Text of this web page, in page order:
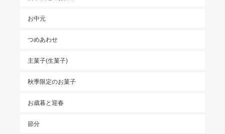
お中元
つめあわせ
主菓子(生菓子)
秋季限定のお菓子
お歳暮と迎春
節分